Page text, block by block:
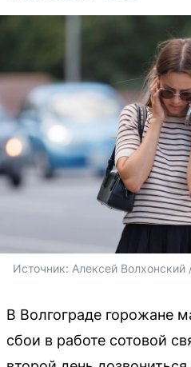
Источник: Алексей Волхонский
В Волгограде горожане
сбои в работе сотовой